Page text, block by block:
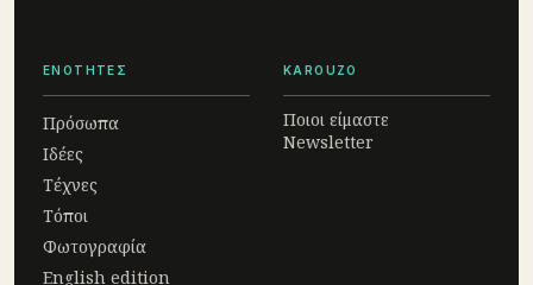
ΕΝΟΤΗΤΕΣ
Πρόσωπα
Ιδέες
Τέχνες
Τόποι
Φωτογραφία
English edition
KAROUZO
Ποιοι είμαστε
Newsletter